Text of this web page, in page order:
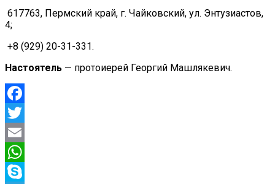
617763, Пермский край, г. Чайковский, ул. Энтузиастов,
4;
+8 (929) 20-31-331.
Настоятель — протоиерей Георгий Машлякевич.
Facebook
Twitter
Email
WhatsApp